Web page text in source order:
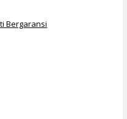
Bergaransi